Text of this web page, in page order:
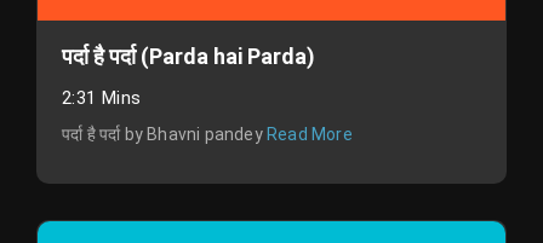
पर्दा है पर्दा (Parda hai Parda)
2:31 Mins
पर्दा है पर्दा by Bhavni pandey Read More